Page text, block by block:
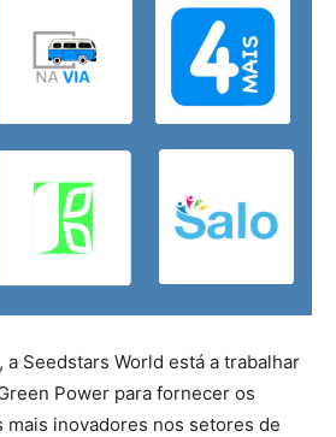
Seedstars World está a trabalhar
Power para fornecer os
mais inovadores nos setores de